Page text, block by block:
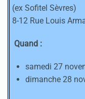
(ex Sofitel Sèvres)
8-12 Rue Louis
Quand :
samedi 27
dimanche 28